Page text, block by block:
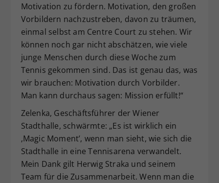
Motivation zu fördern. Motivation, den großen
Vorbildern nachzustreben, davon zu träumen,
einmal selbst am Centre Court zu stehen. Wir
können noch gar nicht abschätzen, wie viele
junge Menschen durch diese Woche zum
Tennis gekommen sind. Das ist genau das, was
wir brauchen: Motivation durch Vorbilder.
Man kann durchaus sagen: Mission erfüllt!“
Zelenka, Geschäftsführer der Wiener
Stadthalle, schwärmte: „Es ist wirklich ein
‚Magic Moment’, wenn man sieht, wie sich die
Stadthalle in eine Tennisarena verwandelt.
Mein Dank gilt Herwig Straka und seinem
Team für die Zusammenarbeit. Wenn man die